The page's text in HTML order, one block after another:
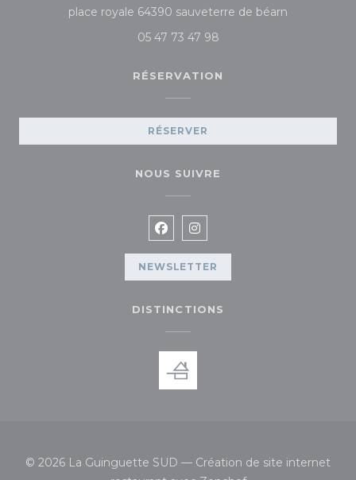
place royale 64390 sauveterre de béarn
05 47 73 47 98
RÉSERVATION
RÉSERVER
NOUS SUIVRE
Facebook ((ouvre une
Instagram ((ouvre une
NEWSLETTER
DISTINCTIONS
© 2026 La Guinguette SUD — Création de site internet